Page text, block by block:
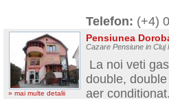
Telefon: (+4)
» mai multe detalii
Pensiunea
Cazare Pensiune in Cluj
La noi veti
double,
aer